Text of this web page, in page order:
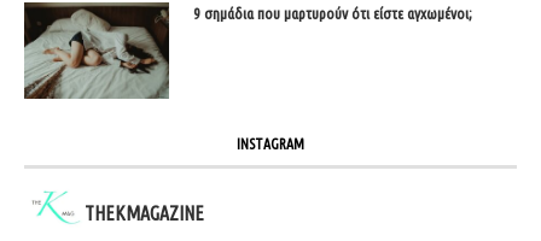
9 σημάδια που μαρτυρούν ότι είστε αγχωμένοι;
INSTAGRAM
THEKMAGAZINE